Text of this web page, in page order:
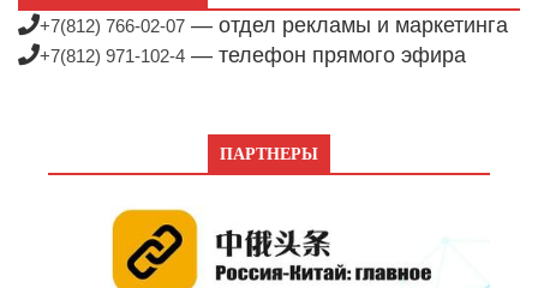
+7(812) 766-02-07 — отдел рекламы и маркетинга
+7(812) 971-102-4 — телефон прямого эфира
ПАРТНЕРЫ